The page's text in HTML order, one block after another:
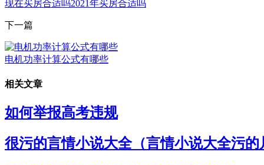
现在买房合适吗2021年买房合适吗
下一篇
电机功率计算公式有哪些
相关文章
如何举报高考违规
很污的言情小说大全（言情小说大全污的